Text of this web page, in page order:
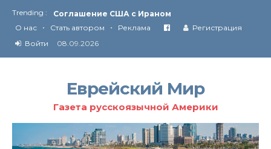
Trending :
Соглашение США с Ираном
Технология Революции в Иране
О нас • Стать автором • Реклама
Регистрация
Войти
08.09.2026
Еврейский Мир
Газета русскоязычной Америки